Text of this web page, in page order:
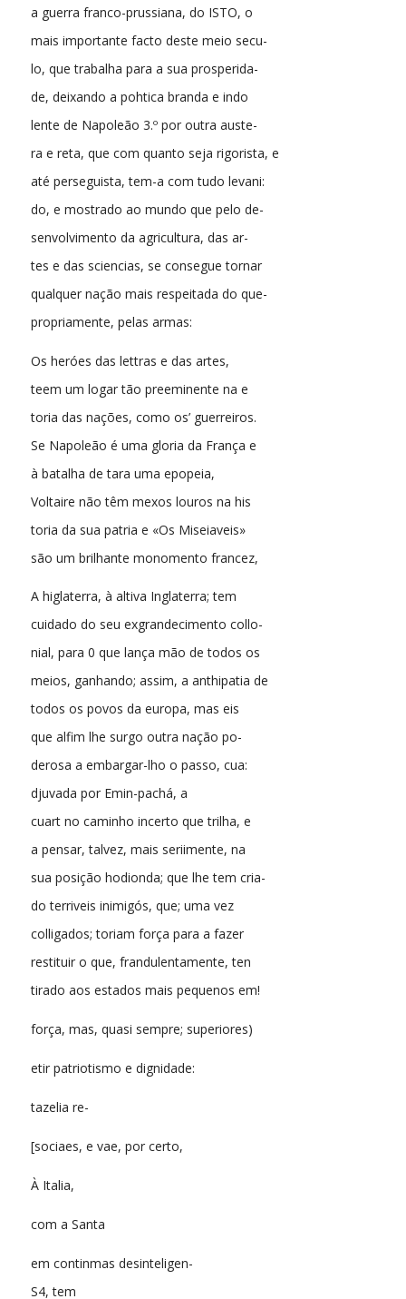
a guerra franco-prussiana, do ISTO, o
mais importante facto deste meio secu-
lo, que trabalha para a sua prosperida-
de, deixando a pohtica branda e indo
lente de Napoleão 3.º por outra auste-
ra e reta, que com quanto seja rigorista, e
até perseguista, tem-a com tudo levani:
do, e mostrado ao mundo que pelo de-
senvolvimento da agricultura, das ar-
tes e das sciencias, se consegue tornar
qualquer nação mais respeitada do que-
propriamente, pelas armas:
Os heróes das lettras e das artes,
teem um logar tão preeminente na e
toria das nações, como os’ guerreiros.
Se Napoleão é uma gloria da França e
à batalha de tara uma epopeia,
Voltaire não têm mexos louros na his
toria da sua patria e «Os Miseiaveis»
são um brilhante monomento francez,
A higlaterra, à altiva Inglaterra; tem
cuidado do seu exgrandecimento collo-
nial, para 0 que lança mão de todos os
meios, ganhando; assim, a anthipatia de
todos os povos da europa, mas eis
que alfim lhe surgo outra nação po-
derosa a embargar-lho o passo, cua:
djuvada por Emin-pachá, a
cuart no caminho incerto que trilha, e
a pensar, talvez, mais seriimente, na
sua posição hodionda; que lhe tem cria-
do terriveis inimigós, que; uma vez
colligados; toriam força para a fazer
restituir o que, frandulentamente, ten
tirado aos estados mais pequenos em!
força, mas, quasi sempre; superiores)
etir patriotismo e dignidade:
tazelia re-
[sociaes, e vae, por certo,
À Italia,
com a Santa
em continmas desinteligen-
S4, tem